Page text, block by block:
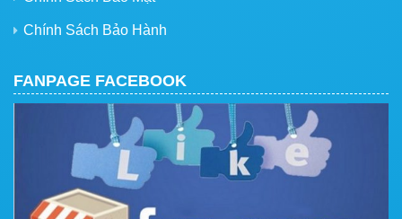
Chính Sách Bảo Hành
FANPAGE FACEBOOK